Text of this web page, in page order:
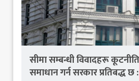
सीमा सम्बन्धी विवादहरू
समाधान गर्न सरकार प्रतिबद्ध छ :